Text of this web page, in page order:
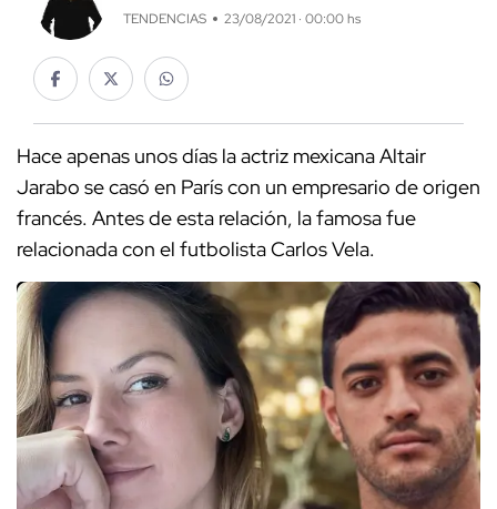
TENDENCIAS 23/08/2021 · 00:00 hs
Hace apenas unos días la actriz mexicana Altair
Jarabo se casó en París con un empresario de origen
francés. Antes de esta relación, la famosa fue
relacionada con el futbolista Carlos Vela.